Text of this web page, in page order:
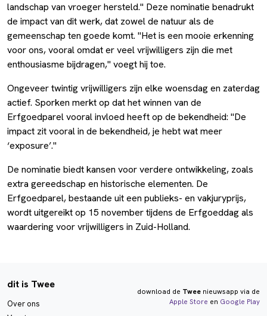
landschap van vroeger hersteld." Deze nominatie benadrukt
de impact van dit werk, dat zowel de natuur als de
gemeenschap ten goede komt. "Het is een mooie erkenning
voor ons, vooral omdat er veel vrijwilligers zijn die met
enthousiasme bijdragen," voegt hij toe.
Ongeveer twintig vrijwilligers zijn elke woensdag en zaterdag
actief. Sporken merkt op dat het winnen van de
Erfgoedparel vooral invloed heeft op de bekendheid: "De
impact zit vooral in de bekendheid, je hebt wat meer
‘exposure’."
De nominatie biedt kansen voor verdere ontwikkeling, zoals
extra gereedschap en historische elementen. De
Erfgoedparel, bestaande uit een publieks- en vakjuryprijs,
wordt uitgereikt op 15 november tijdens de Erfgoeddag als
waardering voor vrijwilligers in Zuid-Holland.
dit is Twee
Over ons
download de Tweenieuwsapp via de
Apple Store en Google Play